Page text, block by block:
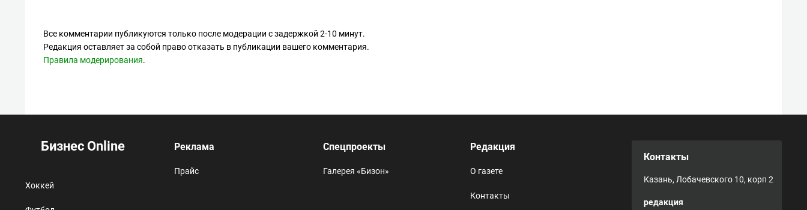
Все комментарии публикуются только после модерации с задержкой 2-10 минут.
Редакция оставляет за собой право отказать в публикации вашего комментария.
Правила модерирования.
Бизнес Online
Хоккей
Реклама
Прайс
Спецпроекты
Галерея «Бизон»
Редакция
О газете
Контакты
Контакты
Казань, Лобачевского 10, корп 2
редакция